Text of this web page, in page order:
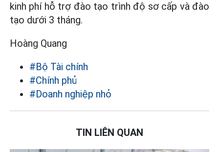
kinh phí hỗ trợ đào tạo trình độ sơ cấp và đào
tạo dưới 3 tháng.
Hoàng Quang
#Bộ Tài chính
#Chính phủ
#Doanh nghiệp nhỏ
TIN LIÊN QUAN